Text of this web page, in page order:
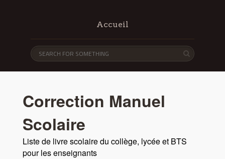
Accueil
Correction Manuel
Scolaire
Liste de livre scolaire du collège, lycée et BTS
pour les enseignants